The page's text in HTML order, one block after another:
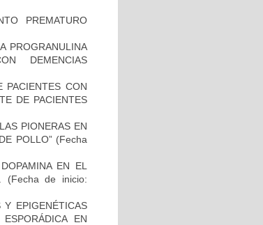
PREMATURO
PROGRANULINA
DEMENCIAS
PACIENTES CON
DE PACIENTES
PIONERAS EN
POLLO”(Fecha
EN EL
(Fecha de inicio:
Y EPIGENÉTICAS
EN